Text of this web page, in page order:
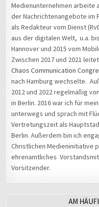
Medienunternehmen arbeite
der Nachrichtenangebote im
als Redakteur vom Dienst
aus der digitalen Welt, u.a.
Hannover und 2015 vom
Zwischen 2017 und 2021
Chaos Communication
nach Hamburg wechselte.
2012 und 2022 regelmäßig
in Berlin. 2016 war ich für
unterwegs und sprach mit
Vertretungszeit als
Berlin. Außerdem bin ich
Christlichen Medieninitiative
ehrenamtliches
Vorsitzender.
AM